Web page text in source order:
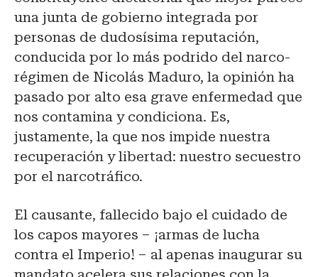
una junta de gobierno integrada por
personas de dudosísima reputación,
conducida por lo más podrido del narco-
régimen de Nicolás Maduro, la opinión ha
pasado por alto esa grave enfermedad que
nos contamina y condiciona. Es,
justamente, la que nos impide nuestra
recuperación y libertad: nuestro secuestro
por el narcotráfico.
El causante, fallecido bajo el cuidado de
los capos mayores – ¡armas de lucha
contra el Imperio! – al apenas inaugurar su